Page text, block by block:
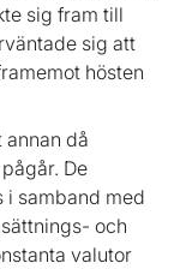
sig fram till
sig att
hösten
annan då
De
i samband med
och
valutor